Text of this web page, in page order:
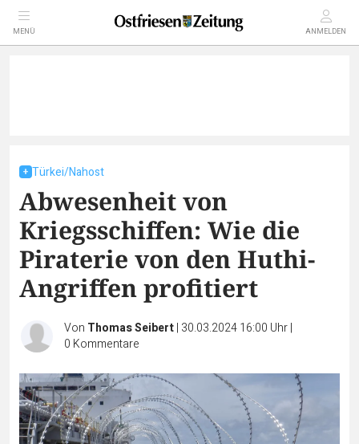
MENÜ ANMELDEN
Türkei/Nahost
Abwesenheit von
Kriegsschiffen: Wie die
Piraterie von den Huthi-
Angriffen profitiert
Von Thomas Seibert| 30.03.2024 16:00 Uhr|
0 Kommentare